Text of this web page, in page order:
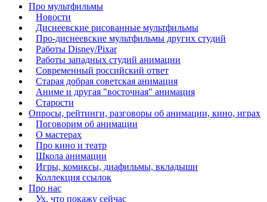
Про мультфильмы
Новости
Диснеевские рисованные мультфильмы
Про-диснеевские мультфильмы других студий
Работы Disney/Pixar
Работы западных студий анимации
Современный российский ответ
Старая добрая советская анимация
Аниме и другая "восточная" анимация
Старости
Опросы, рейтинги, разговоры об анимации, кино, играх
Поговорим об анимации
О мастерах
Про кино и театр
Школа анимации
Игры, комиксы, диафильмы, вкладыши
Коллекция ссылок
Про нас
Ух, что покажу сейчас